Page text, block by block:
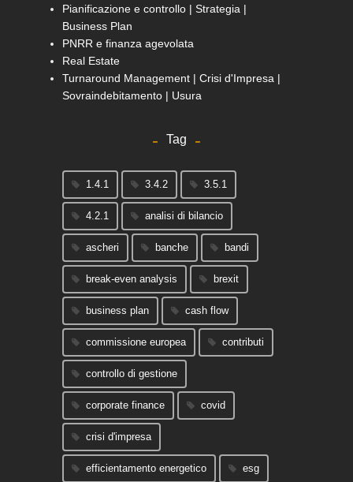
Pianificazione e controllo | Strategia |
Business Plan
PNRR e finanza agevolata
Real Estate
Turnaround Management | Crisi d'Impresa |
Sovraindebitamento | Usura
Tag
1.4.1 3.4.2 3.5.1
4.2.1 analisi di bilancio
ascheri banche bandi
break-even analysis brexit
business plan cash flow
commissione europea contributi
controllo di gestione
corporate finance covid
crisi d'impresa
efficientamento energetico esg